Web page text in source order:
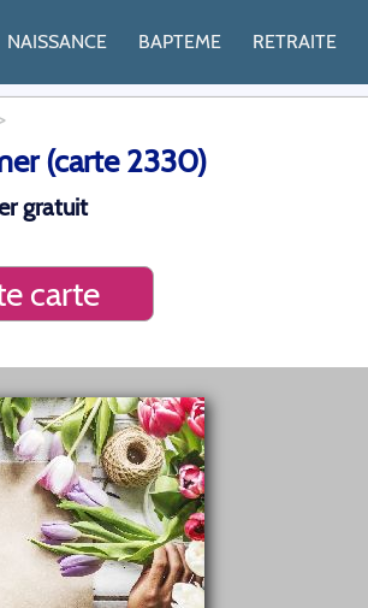
NAISSANCE BAPTEME RETRAITE
(carte 2330)
gratuit
carte